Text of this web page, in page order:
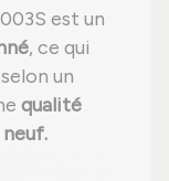
est un
, ce qui
un
qualité